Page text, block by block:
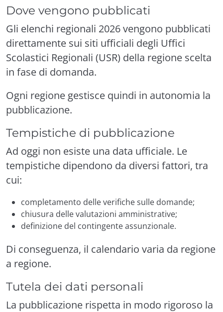
Dove vengono pubblicati
Gli elenchi regionali 2026 vengono pubblicati
direttamente sui siti ufficiali degli Uffici
Scolastici Regionali (USR) della regione scelta
in fase di domanda.
Ogni regione gestisce quindi in autonomia la
pubblicazione.
Tempistiche di pubblicazione
Ad oggi non esiste una data ufficiale. Le
tempistiche dipendono da diversi fattori, tra
cui:
completamento delle verifiche sulle domande;
chiusura delle valutazioni amministrative;
definizione del contingente assunzionale.
Di conseguenza, il calendario varia da regione
a regione.
Tutela dei dati personali
La pubblicazione rispetta in modo rigoroso la